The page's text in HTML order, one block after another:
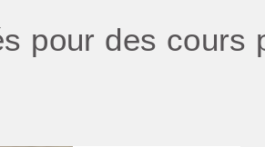
pour des cours